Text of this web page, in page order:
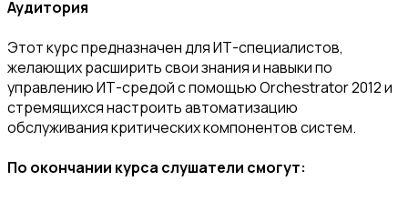
Аудитория
Этот курс предназначен для ИТ-специалистов,
желающих расширить свои знания и навыки по
управлению ИТ-средой с помощью Orchestrator 2012 и
стремящихся настроить автоматизацию
обслуживания критических компонентов систем.
По окончании курса слушатели смогут: